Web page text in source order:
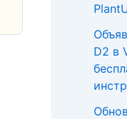
D2 в